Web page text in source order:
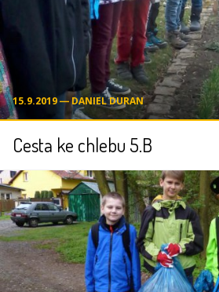
15.9.2019 ― DANIEL DURAN
Cesta ke chlebu 5.B